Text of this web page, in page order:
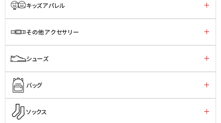
キッズアパレル
その他アクセサリー
シューズ
バッグ
ソックス